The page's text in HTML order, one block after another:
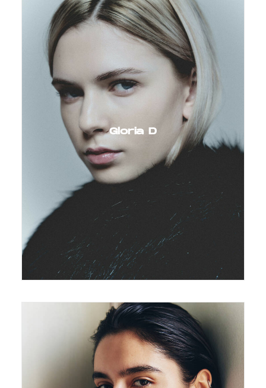
Gloria D